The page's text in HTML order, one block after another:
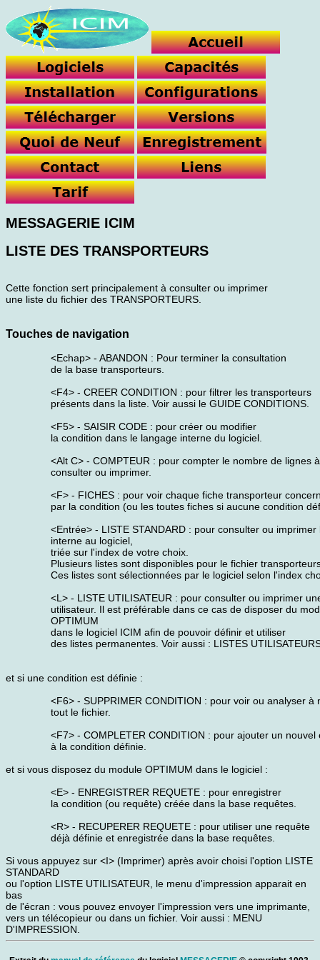
MESSAGERIE ICIM
LISTE DES TRANSPORTEURS
Cette fonction sert principalement à consulter ou imprimer
une liste du fichier des TRANSPORTEURS.
Touches de navigation
<Echap> - ABANDON : Pour terminer la consultation
de la base transporteurs.
<F4> - CREER CONDITION : pour filtrer les transporteurs
présents dans la liste. Voir aussi le GUIDE CONDITIONS.
<F5> - SAISIR CODE : pour créer ou modifier
la condition dans le langage interne du logiciel.
<Alt C> - COMPTEUR : pour compter le nombre de lignes à
consulter ou imprimer.
<F> - FICHES : pour voir chaque fiche transporteur
par la condition (ou les toutes fiches si aucune condition
<Entrée> - LISTE STANDARD : pour consulter ou imprimer
interne au logiciel,
triée sur l'index de votre choix.
Plusieurs listes sont disponibles pour le fichier
Ces listes sont sélectionnées par le logiciel selon l'index
<L> - LISTE UTILISATEUR : pour consulter ou imprimer
utilisateur. Il est préférable dans ce cas de disposer du
OPTIMUM
dans le logiciel ICIM afin de pouvoir définir et utiliser
des listes permanentes. Voir aussi : LISTES
et si une condition est définie :
<F6> - SUPPRIMER CONDITION : pour voir ou analyser à
tout le fichier.
<F7> - COMPLETER CONDITION : pour ajouter un nouvel
à la condition définie.
et si vous disposez du module OPTIMUM dans le logiciel :
<E> - ENREGISTRER REQUETE : pour enregistrer
la condition (ou requête) créée dans la base requêtes.
<R> - RECUPERER REQUETE : pour utiliser une requête
déjà définie et enregistrée dans la base requêtes.
Si vous appuyez sur <I> (Imprimer) après avoir choisi l'option LISTE
STANDARD
ou l'option LISTE UTILISATEUR, le menu d'impression apparait en
bas
de l'écran : vous pouvez envoyer l'impression vers une imprimante,
vers un télécopieur ou dans un fichier. Voir aussi : MENU
D'IMPRESSION.